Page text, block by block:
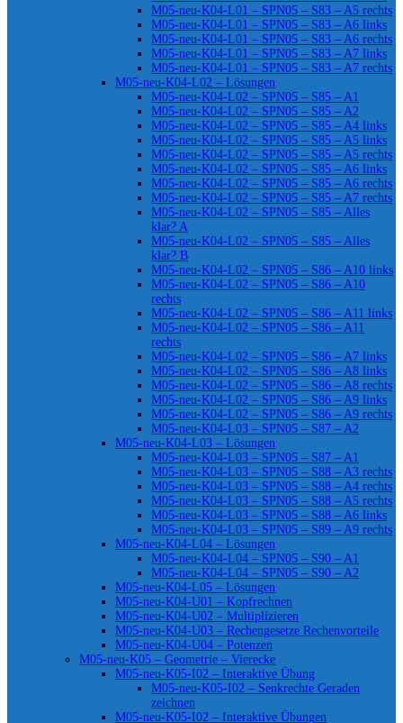
M05-neu-K04-L01 – SPN05 – S83 – A5 rechts
M05-neu-K04-L01 – SPN05 – S83 – A6 links
M05-neu-K04-L01 – SPN05 – S83 – A6 rechts
M05-neu-K04-L01 – SPN05 – S83 – A7 links
M05-neu-K04-L01 – SPN05 – S83 – A7 rechts
M05-neu-K04-L02 – Lösungen
M05-neu-K04-L02 – SPN05 – S85 – A1
M05-neu-K04-L02 – SPN05 – S85 – A2
M05-neu-K04-L02 – SPN05 – S85 – A4 links
M05-neu-K04-L02 – SPN05 – S85 – A5 links
M05-neu-K04-L02 – SPN05 – S85 – A5 rechts
M05-neu-K04-L02 – SPN05 – S85 – A6 links
M05-neu-K04-L02 – SPN05 – S85 – A6 rechts
M05-neu-K04-L02 – SPN05 – S85 – A7 rechts
M05-neu-K04-L02 – SPN05 – S85 – Alles
klar? A
M05-neu-K04-L02 – SPN05 – S85 – Alles
klar? B
M05-neu-K04-L02 – SPN05 – S86 – A10 links
M05-neu-K04-L02 – SPN05 – S86 – A10
rechts
M05-neu-K04-L02 – SPN05 – S86 – A11 links
M05-neu-K04-L02 – SPN05 – S86 – A11
rechts
M05-neu-K04-L02 – SPN05 – S86 – A7 links
M05-neu-K04-L02 – SPN05 – S86 – A8 links
M05-neu-K04-L02 – SPN05 – S86 – A8 rechts
M05-neu-K04-L02 – SPN05 – S86 – A9 links
M05-neu-K04-L02 – SPN05 – S86 – A9 rechts
M05-neu-K04-L03 – SPN05 – S87 – A2
M05-neu-K04-L03 – Lösungen
M05-neu-K04-L03 – SPN05 – S87 – A1
M05-neu-K04-L03 – SPN05 – S88 – A3 rechts
M05-neu-K04-L03 – SPN05 – S88 – A4 rechts
M05-neu-K04-L03 – SPN05 – S88 – A5 rechts
M05-neu-K04-L03 – SPN05 – S88 – A6 links
M05-neu-K04-L03 – SPN05 – S89 – A9 rechts
M05-neu-K04-L04 – Lösungen
M05-neu-K04-L04 – SPN05 – S90 – A1
M05-neu-K04-L04 – SPN05 – S90 – A2
M05-neu-K04-L05 – Lösungen
M05-neu-K04-U01 – Kopfrechnen
M05-neu-K04-U02 – Multiplizieren
M05-neu-K04-U03 – Rechengesetze Rechenvorteile
M05-neu-K04-U04 – Potenzen
M05-neu-K05 – Geometrie – Vierecke
M05-neu-K05-I02 – Interaktive Übung
M05-neu-K05-I02 – Senkrechte Geraden
zeichnen
M05-neu-K05-I02 – Interaktive Übungen